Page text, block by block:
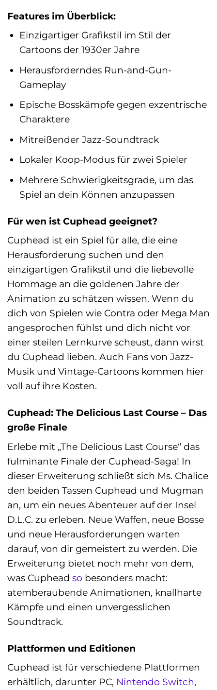
Features im Überblick:
Einzigartiger Grafikstil im Stil der
Cartoons der 1930er Jahre
Herausforderndes Run-and-Gun-
Gameplay
Epische Bosskämpfe gegen exzentrische
Charaktere
Mitreißender Jazz-Soundtrack
Lokaler Koop-Modus für zwei Spieler
Mehrere Schwierigkeitsgrade, um das
Spiel an dein Können anzupassen
Für wen ist Cuphead geeignet?
Cuphead ist ein Spiel für alle, die eine
Herausforderung suchen und den
einzigartigen Grafikstil und die liebevolle
Hommage an die goldenen Jahre der
Animation zu schätzen wissen. Wenn du
dich von Spielen wie Contra oder Mega Man
angesprochen fühlst und dich nicht vor
einer steilen Lernkurve scheust, dann wirst
du Cuphead lieben. Auch Fans von Jazz-
Musik und Vintage-Cartoons kommen hier
voll auf ihre Kosten.
Cuphead: The Delicious Last Course – Das
große Finale
Erlebe mit „The Delicious Last Course“ das
fulminante Finale der Cuphead-Saga! In
dieser Erweiterung schließt sich Ms. Chalice
den beiden Tassen Cuphead und Mugman
an, um ein neues Abenteuer auf der Insel
D.L.C. zu erleben. Neue Waffen, neue Bosse
und neue Herausforderungen warten
darauf, von dir gemeistert zu werden. Die
Erweiterung bietet noch mehr von dem,
was Cuphead so besonders macht:
atemberaubende Animationen, knallharte
Kämpfe und einen unvergesslichen
Soundtrack.
Plattformen und Editionen
Cuphead ist für verschiedene Plattformen
erhältlich, darunter PC, Nintendo Switch,